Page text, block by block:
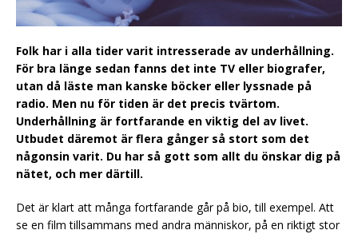
Folk har i alla tider varit intresserade av underhållning.
För bra länge sedan fanns det inte TV eller biografer,
utan då läste man kanske böcker eller lyssnade på
radio. Men nu för tiden är det precis tvärtom.
Underhållning är fortfarande en viktig del av livet.
Utbudet däremot är flera gånger så stort som det
någonsin varit. Du har så gott som allt du önskar dig på
nätet, och mer därtill.
Det är klart att många fortfarande går på bio, till exempel. Att
se en film tillsammans med andra människor, på en riktigt stor